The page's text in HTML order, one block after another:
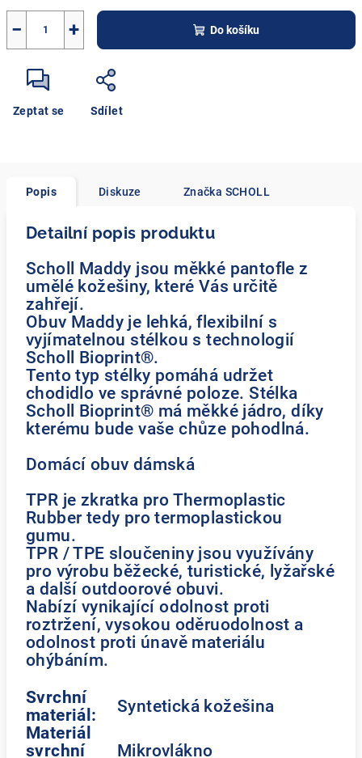
+
− Do košíku
Zeptat se Sdílet
Popis Diskuze Značka SCHOLL
Detailní popis produktu
Scholl Maddy jsou měkké pantofle z
umělé kožešiny, které Vás určitě
zahřejí.
Obuv Maddy je lehká, flexibilní s
vyjímatelnou stélkou s technologií
Scholl Bioprint®.
Tento typ stélky pomáhá udržet
chodidlo ve správné poloze. Stélka
Scholl Bioprint® má měkké jádro, díky
kterému bude vaše chůze pohodlná.
Domácí obuv dámská
TPR je zkratka pro Thermoplastic
Rubber tedy pro termoplastickou
gumu.
TPR / TPE sloučeniny jsou využívány
pro výrobu běžecké, turistické, lyžařské
a další outdoorové obuvi.
Nabízí vynikající odolnost proti
roztržení, vysokou oděruodolnost a
odolnost proti únavě materiálu
ohýbáním.
Svrchní
materiál:
Syntetická kožešina
Materiál
svrchní
Mikrovlákno